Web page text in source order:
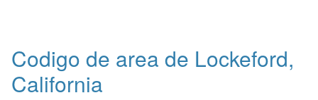
Codigo de area de Lockeford,
California